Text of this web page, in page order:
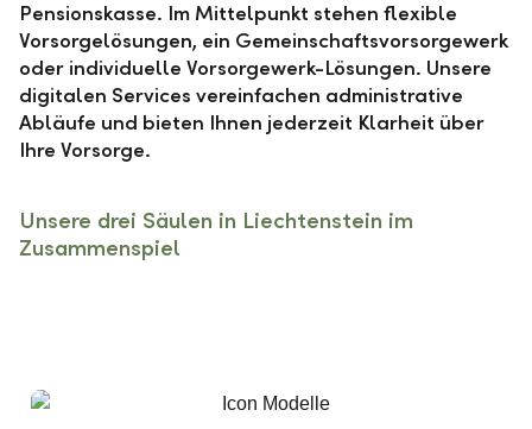
Pensionskasse. Im Mittelpunkt stehen flexible
Vorsorgelösungen, ein Gemeinschaftsvorsorgewerk
oder individuelle Vorsorgewerk-Lösungen. Unsere
digitalen Services vereinfachen administrative
Abläufe und bieten Ihnen jederzeit Klarheit über
Ihre Vorsorge.
Unsere drei Säulen in Liechtenstein im
Zusammenspiel